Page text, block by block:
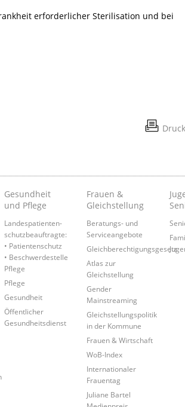
erforderlicher Sterilisation und bei
Gesundheit
und Pflege
Landespatienten­
schutzbeauftragte:
• Patientenschutz
• Beschwerdestelle
Pflege
Pflege
Gesundheit
Öffentlicher
Gesundheitsdienst
Frauen &
Gleichstellung
Beratungs- und
Serviceangebote
Gleichberechtigungsgesetz
Atlas zur
Gleichstellung
Gender
Mainstreaming
Gleichstellungspolitik
in der Kommune
Frauen & Wirtschaft
WoB-Index
Internationaler
Frauentag
Juliane Bartel